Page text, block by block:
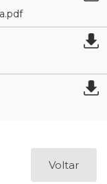
Voltar